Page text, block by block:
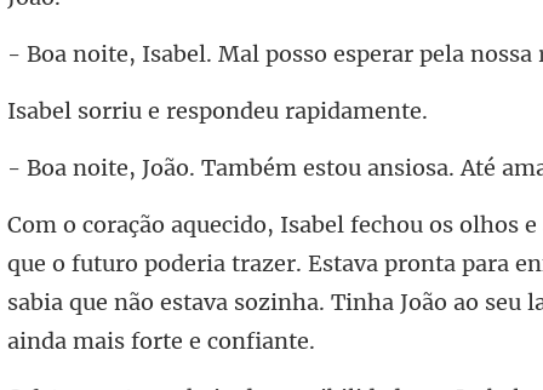
posso esperar pela noss
u e responde
. Também estou an
poderia trazer. Estava pronta para
sabia que não estava